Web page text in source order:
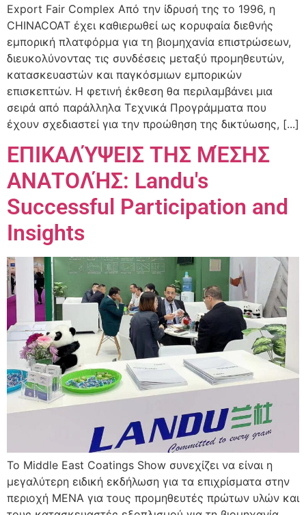
Export Fair Complex Από την ίδρυσή της το 1996, η
CHINACOAT έχει καθιερωθεί ως κορυφαία διεθνής
εμπορική πλατφόρμα για τη βιομηχανία επιστρώσεων,
διευκολύνοντας τις συνδέσεις μεταξύ προμηθευτών,
κατασκευαστών και παγκόσμιων εμπορικών
επισκεπτών. Η φετινή έκθεση θα περιλαμβάνει μια
σειρά από παράλληλα Τεχνικά Προγράμματα που
έχουν σχεδιαστεί για την προώθηση της δικτύωσης, [...]
ΕΠΙΚΑΛΎΨΕΙΣ ΤΗΣ ΜΈΣΗΣ
ΑΝΑΤΟΛΉΣ: Landu's
Successful Participation and
Insights
Το Middle East Coatings Show συνεχίζει να είναι η
μεγαλύτερη ειδική εκδήλωση για τα επιχρίσματα στην
περιοχή MENA για τους προμηθευτές πρώτων υλών και